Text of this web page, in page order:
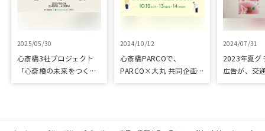
2025/05/30
心斎橋3社プロジェクト
「心斎橋の未来をつくろ
2024/10/12
心斎橋PARCOで、
PARCO×大丸 共同企画
開催！
2024/07/31
2023年夏グ
広告が、交